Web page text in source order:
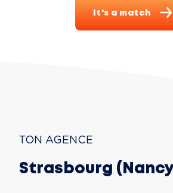
It's a match
TON AGENCE
Strasbourg